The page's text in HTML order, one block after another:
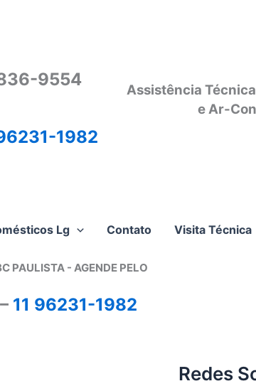
9554
1982
Assistência
e Ar-
Lg Contato Visita Técnica
PAULISTA - AGENDE PELO
– 11 96231-1982
Redes